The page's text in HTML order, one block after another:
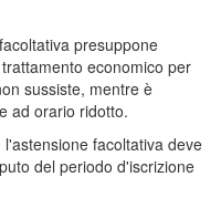
presuppone
economico per
sussiste, mentre è
ad orario ridotto.
facoltativa deve
del periodo d'iscrizione